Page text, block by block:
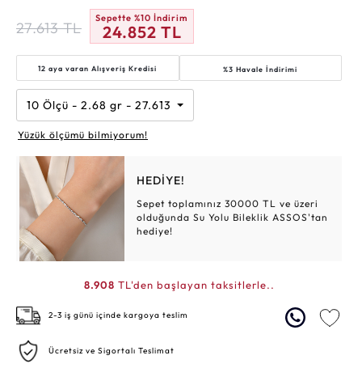
27.613 TL
Sepette %10 İndirim
24.852 TL
12 aya varanAlışveriş Kredisi %3 Havale İndirimi
10 Ölçü - 2.68 gr - 27.613 TL
Yüzük ölçümü bilmiyorum!
HEDİYE!
Sepet toplamınız 30000 TL ve üzeri
olduğunda Su Yolu Bileklik ASSOS'tan
hediye!
8.908 TL'den başlayan taksitlerle..
2-3 iş günü içinde kargoya teslim
Ücretsiz ve Sigortalı Teslimat